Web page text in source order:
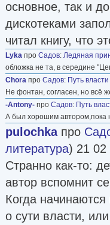
основное, так и
дискотеками
читал книгу, что
Lyka про Садов: Ледяная
обложка не та, в середине
Chora про Садов: Путь
Не фонтан, согласен, но всё
-Antony- про Садов: Путь
А был хорошим автором,пока
pulochkaпро
литература) 21 02
Странно как-то:
автор вспомнит
Когда
о сути власти,